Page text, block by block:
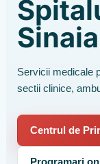
Sinaia
Servicii medicale
sectii clinice,
Centrul de